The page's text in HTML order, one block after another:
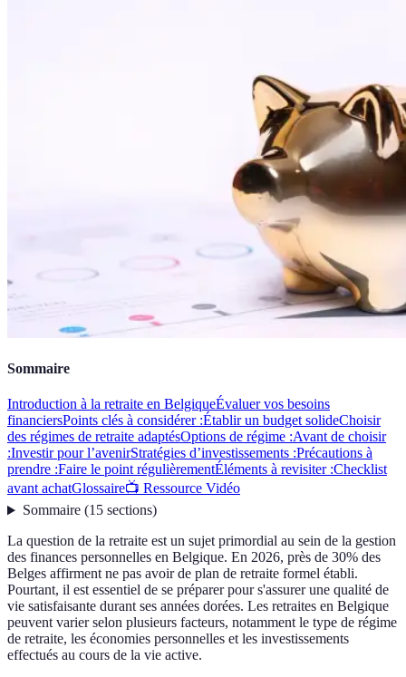
Sommaire
Introduction à la retraite en BelgiqueÉvaluer vos besoins
financiersPoints clés à considérer :Établir un budget solideChoisir
des régimes de retraite adaptésOptions de régime :Avant de choisir
:Investir pour l’avenirStratégies d’investissements :Précautions à
prendre :Faire le point régulièrementÉléments à revisiter :Checklist
avant achatGlossaire📺 Ressource Vidéo
Sommaire(15 sections)
La question de la retraite est un sujet primordial au sein de la gestion
des finances personnelles en Belgique. En 2026, près de 30% des
Belges affirment ne pas avoir de plan de retraite formel établi.
Pourtant, il est essentiel de se préparer pour s'assurer une qualité de
vie satisfaisante durant ses années dorées. Les retraites en Belgique
peuvent varier selon plusieurs facteurs, notamment le type de régime
de retraite, les économies personnelles et les investissements
effectués au cours de la vie active.